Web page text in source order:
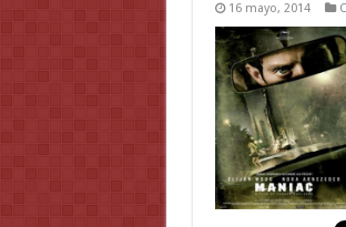
16 mayo, 2014